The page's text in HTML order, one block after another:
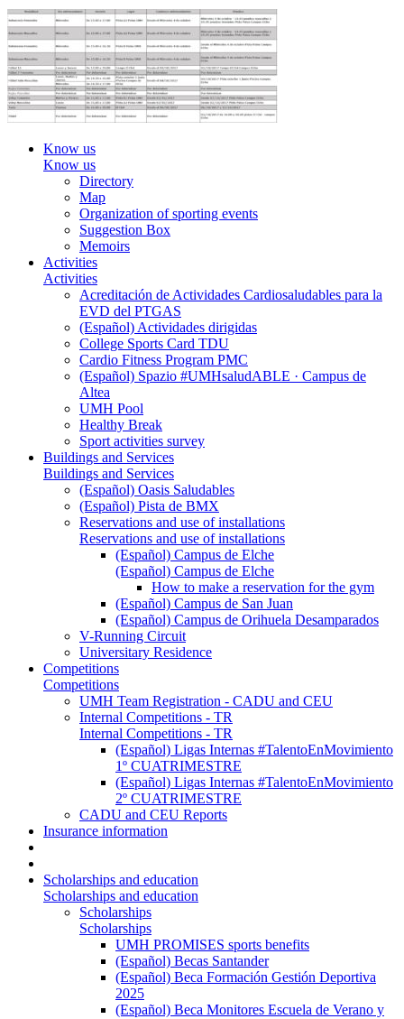
Know us
Know us
Directory
Map
Organization of sporting events
Suggestion Box
Memoirs
Activities
Activities
Acreditación de Actividades Cardiosaludables para la
EVD del PTGAS
(Español) Actividades dirigidas
College Sports Card TDU
Cardio Fitness Program PMC
(Español) Spazio #UMHsaludABLE · Campus de
Altea
UMH Pool
Healthy Break
Sport activities survey
Buildings and Services
Buildings and Services
(Español) Oasis Saludables
(Español) Pista de BMX
Reservations and use of installations
Reservations and use of installations
(Español) Campus de Elche
(Español) Campus de Elche
How to make a reservation for the gym
(Español) Campus de San Juan
(Español) Campus de Orihuela Desamparados
V-Running Circuit
Universitary Residence
Competitions
Competitions
UMH Team Registration - CADU and CEU
Internal Competitions - TR
Internal Competitions - TR
(Español) Ligas Internas #TalentoEnMovimiento
1º CUATRIMESTRE
(Español) Ligas Internas #TalentoEnMovimiento
2º CUATRIMESTRE
CADU and CEU Reports
Insurance information
Scholarships and education
Scholarships and education
Scholarships
Scholarships
UMH PROMISES sports benefits
(Español) Becas Santander
(Español) Beca Formación Gestión Deportiva
2025
(Español) Beca Monitores Escuela de Verano y